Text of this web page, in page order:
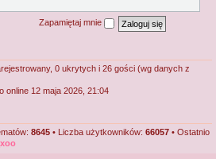
Zapamiętaj mnie
0 ukrytych i 26 gości (wg danych z
online 12 maja 2026, 21:04
8645 • Liczba użytkowników: 66057 • Ostatnio